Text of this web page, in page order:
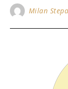
Milan